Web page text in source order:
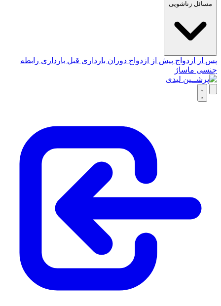
مسائل زناشویی
پس از ازدواج پیش از ازدواج دوران بارداری قبل بارداری رابطه
جنسی ماساژ